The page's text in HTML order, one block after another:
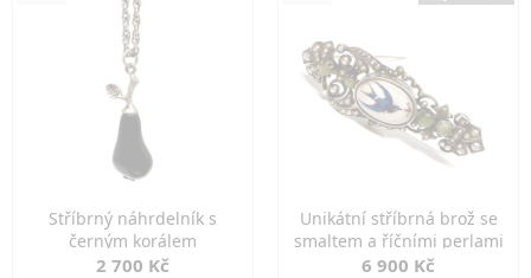
Stříbrný náhrdelník s
černým korálem
2 700 Kč
Unikátní stříbrná brož se
smaltem a říčními perlami
6 900 Kč